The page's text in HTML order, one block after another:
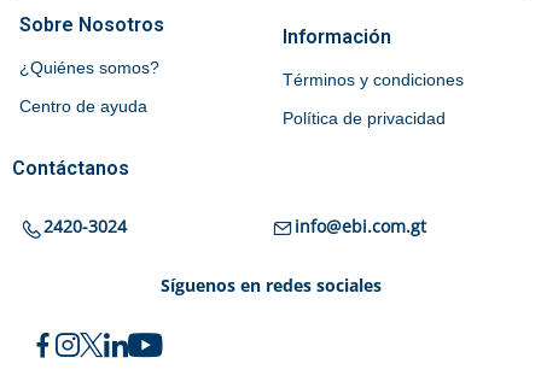
Sobre Nosotros
¿Quiénes somos?
Centro de ayuda
Información
Términos y condiciones
Política de privacidad
Contáctanos
2420-3024 info@ebi.com.gt
Síguenos en redes sociales